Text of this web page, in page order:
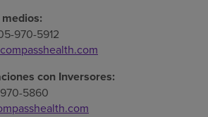
970-5912
con Inversores:
5860